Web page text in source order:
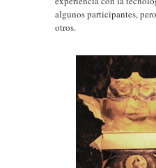
algunos participantes,
otros.